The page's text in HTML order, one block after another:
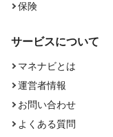
保険
サービスについて
マネナビとは
運営者情報
お問い合わせ
よくある質問